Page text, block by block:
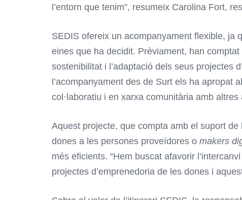
l’entorn que tenim”, resumeix Carolina Fort,
SEDIS ofereix un acompanyament flexible, ja
eines que ha decidit. Prèviament, han
sostenibilitat i l’adaptació dels seus projectes
l’acompanyament des de Surt els ha apropat
col·laboratiu i en xarxa comunitària amb
Aquest projecte, que compta amb el suport de
dones a les persones proveïdores o makers
més eficients. “Hem buscat afavorir
projectes d’emprenedoria de les dones i